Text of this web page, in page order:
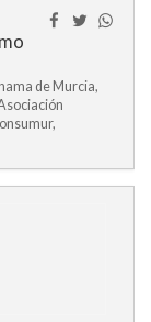
de Murcia,